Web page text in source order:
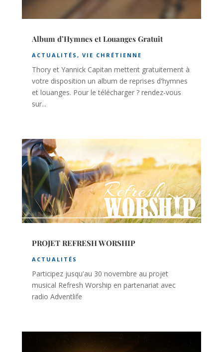
Album d’Hymnes et Louanges Gratuit
ACTUALITÉS , VIE CHRÉTIENNE
Thory et Yannick Capitan mettent gratuitement à
votre disposition un album de reprises d'hymnes
et louanges. Pour le télécharger ? rendez-vous
sur...
PROJET REFRESH WORSHIP
ACTUALITÉS
Participez jusqu'au 30 novembre au projet
musical Refresh Worship en partenariat avec
radio Adventlife